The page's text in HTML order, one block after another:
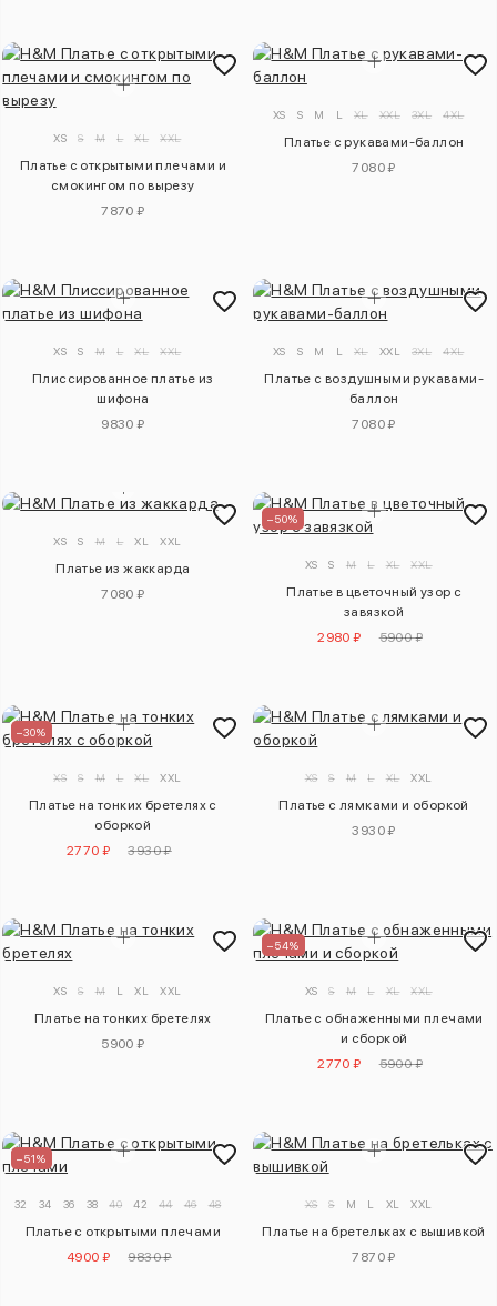
XS S M L XL XXL
Платье с открытыми плечами и
смокингом по вырезу
7870 ₽
XS S M L XL XXL 3XL 4XL
Платье с рукавами-баллон
7080 ₽
XS S M L XL XXL
Плиссированное платье из
шифона
9830 ₽
XS S M L XL XXL 3XL 4XL
Платье с воздушными рукавами-
баллон
7080 ₽
XS S M L XL XXL
Платье из жаккарда
7080 ₽
–50%
XS S M L XL XXL
Платье в цветочный узор с
завязкой
2980 ₽
5900 ₽
–30%
XS S M L XL XXL
Платье на тонких бретелях с
оборкой
2770 ₽
3930 ₽
XS S M L XL XXL
Платье с лямками и оборкой
3930 ₽
XS S M L XL XXL
Платье на тонких бретелях
5900 ₽
–54%
XS S M L XL XXL
Платье с обнаженными плечами
и сборкой
2770 ₽
5900 ₽
–51%
32 34 36 38 40 42 44 46 48
Платье с открытыми плечами
4900 ₽
9830 ₽
XS S M L XL XXL
Платье на бретельках с вышивкой
7870 ₽